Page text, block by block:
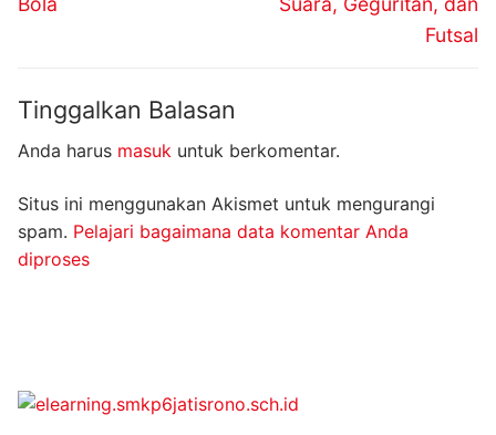
Futsal
Tinggalkan Balasan
Anda harus masuk untuk berkomentar.
Situs ini menggunakan Akismet untuk mengurangi
spam. Pelajari bagaimana data komentar Anda
diproses